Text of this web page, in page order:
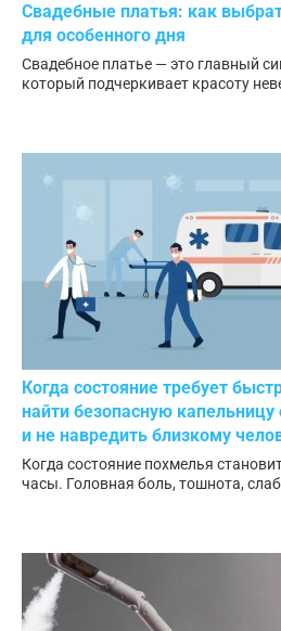
Свадебные платья: как
для особенного дня
Свадебное платье — это главный
который подчеркивает красоту
Когда состояние требует
найти безопасную
и не навредить близкому
Когда состояние похмелья
часы. Головная боль, тошнота,